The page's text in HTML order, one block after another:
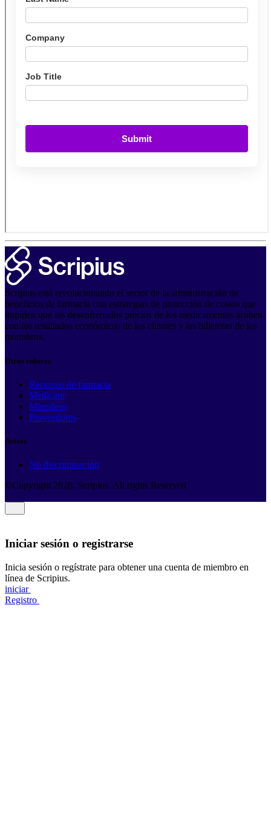
Scripius está revolucionando el sector de la administración de
beneficios de farmacia con estrategias de protección de costos que
impiden que los desenfrenados precios de los medicamentos acaben
con los resultados económicos de los clientes y las billeteras de los
miembros.
Otros enlaces
Recursos de farmacia
Medicare
Miembros
Proveedores
Avisos
No discriminación
©Copyright 2026. Scripius. All rights Reserved
Iniciar sesión o registrarse
Inicia sesión o regístrate para obtener una cuenta de miembro en
línea de Scripius.
iniciar
Registro